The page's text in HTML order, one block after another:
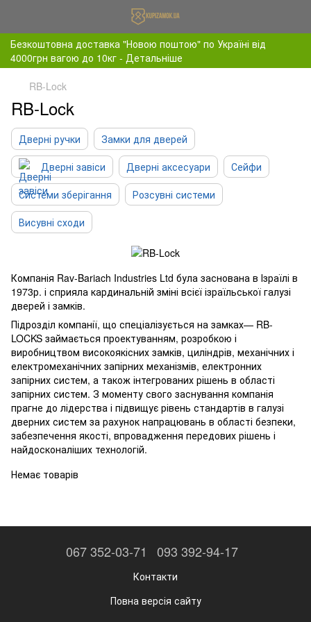
Безкоштовна доставка "Новою поштою" по Україні від
4000грн вагою до 10кг - Детальніше
RB-Lock
RB-Lock
Дверні ручки
Замки для дверей
Дверні завіси
Дверні аксесуари
Сейфи
Системи зберігання
Розсувні системи
Висувні сходи
Компанія Rav-Bariach Industries Ltd була заснована в Ізраїлі в
1973р. і сприяла кардинальній зміні всієї ізраїльської галузі
дверей і замків.
Підрозділ компанії, що спеціалізується на замках— RB-
LOCKS займається проектуванням, розробкою і
виробництвом високоякісних замків, циліндрів, механічних і
електромеханічних запірних механізмів, електронних
запірних систем, а також інтегрованих рішень в області
запірних систем. З моменту свого заснування компанія
прагне до лідерства і підвищує рівень стандартів в галузі
дверних систем за рахунок напрацювань в області безпеки,
забезпечення якості, впровадження передових рішень і
найдосконаліших технологій.
Немає товарів
067 352-03-71 093 392-94-17
Контакти
Повна версія сайту